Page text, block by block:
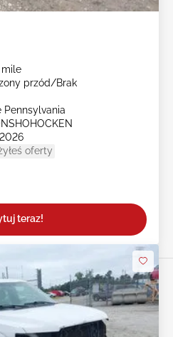
mile
przód/Brak
Pennsylvania
oferty
teraz!